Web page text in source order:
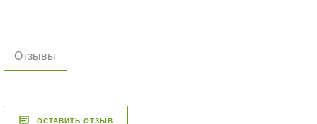
Отзывы
ОСТАВИТЬ ОТЗЫВ